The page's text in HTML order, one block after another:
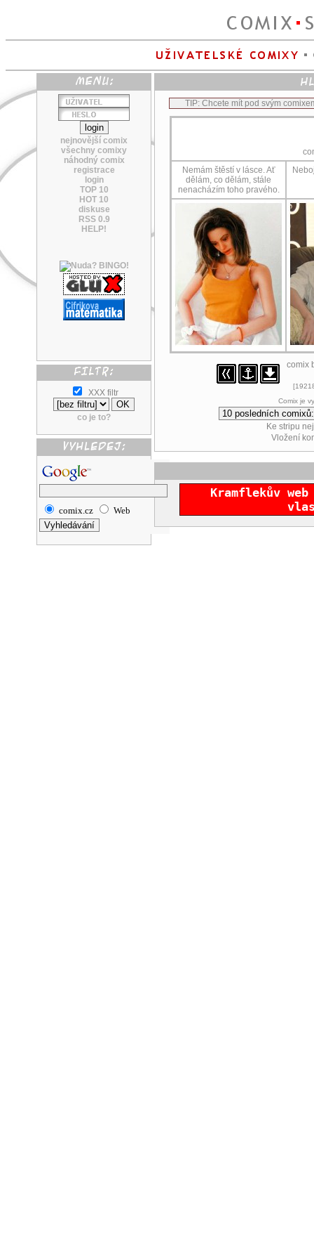
nejnovější comix
všechny comixy
náhodný comix
registrace
login
TOP 10
HOT 10
diskuse
RSS 0.9
HELP!
XXX filtr
co je to?
comix.cz Web
TIP: Chcete mít pod svým
Nemám štěstí v lásce. Ať
dělám, co dělám, stále
nenacházím toho pravého.
comix
Comix je
Ke stripu
Vložení
Kramflekův